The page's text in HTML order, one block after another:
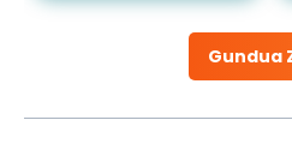
Gundua